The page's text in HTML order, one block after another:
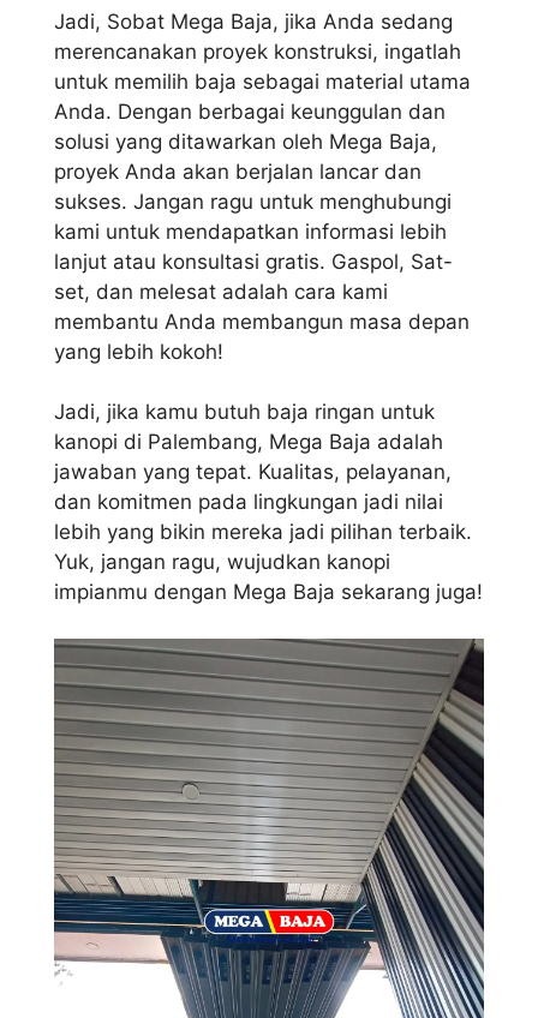
Jadi, Sobat Mega Baja, jika Anda sedang
merencanakan proyek konstruksi, ingatlah
untuk memilih baja sebagai material utama
Anda. Dengan berbagai keunggulan dan
solusi yang ditawarkan oleh Mega Baja,
proyek Anda akan berjalan lancar dan
sukses. Jangan ragu untuk menghubungi
kami untuk mendapatkan informasi lebih
lanjut atau konsultasi gratis. Gaspol, Sat-
set, dan melesat adalah cara kami
membantu Anda membangun masa depan
yang lebih kokoh!
Jadi, jika kamu butuh baja ringan untuk
kanopi di Palembang, Mega Baja adalah
jawaban yang tepat. Kualitas, pelayanan,
dan komitmen pada lingkungan jadi nilai
lebih yang bikin mereka jadi pilihan terbaik.
Yuk, jangan ragu, wujudkan kanopi
impianmu dengan Mega Baja sekarang juga!